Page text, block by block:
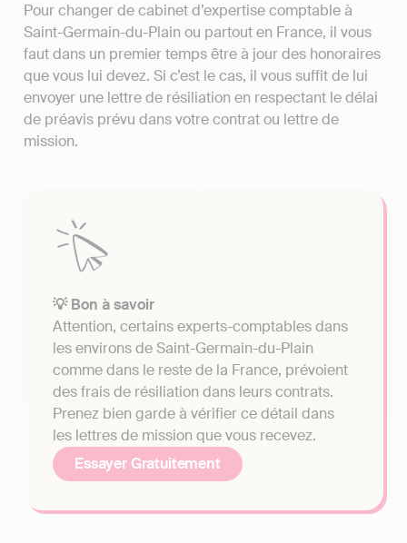
Pour changer de cabinet d’expertise comptable à
Saint-Germain-du-Plain ou partout en France, il vous
faut dans un premier temps être à jour des honoraires
que vous lui devez. Si c’est le cas, il vous suffit de lui
envoyer une lettre de résiliation en respectant le délai
de préavis prévu dans votre contrat ou lettre de
mission.
💡 Bon à savoir
Attention, certains experts-comptables dans
les environs de Saint-Germain-du-Plain
comme dans le reste de la France, prévoient
des frais de résiliation dans leurs contrats.
Prenez bien garde à vérifier ce détail dans
les lettres de mission que vous recevez.
Essayer Gratuitement